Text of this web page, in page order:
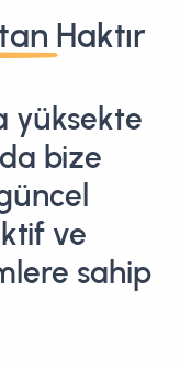
Haktır
yüksekte
bize
ve
sahip